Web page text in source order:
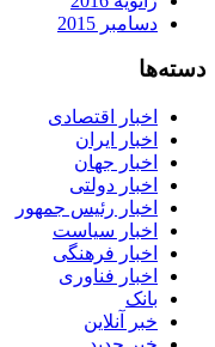
دسامبر 2015
دسته‌ها
اخبار اقتصادی
اخبار ایران
اخبار جهان
اخبار دولتی
اخبار رئیس جمهور
اخبار سیاست
اخبار فرهنگی
اخبار فناوری
بانک
خبر آنلاین